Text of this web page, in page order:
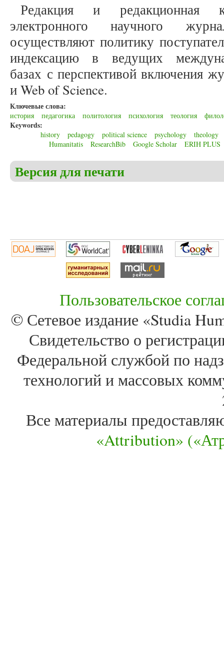
Редакция и редакционная
электронного научного
осуществляют политику
индексацию в ведущих
базах с перспективой включения
и Web of Science.
Ключевые слова:
история педагогика политология психология теология
Keywords:
history pedagogy political science psychology
theology
Humanitatis
ResearchBib Google Scholar ERIH PLUS
Версия для печати
Пользовательское
© Сетевое издание «Studia
Свидетельство о
Федеральной службой по
технологий и массовых
Все материалы
«Attribution»